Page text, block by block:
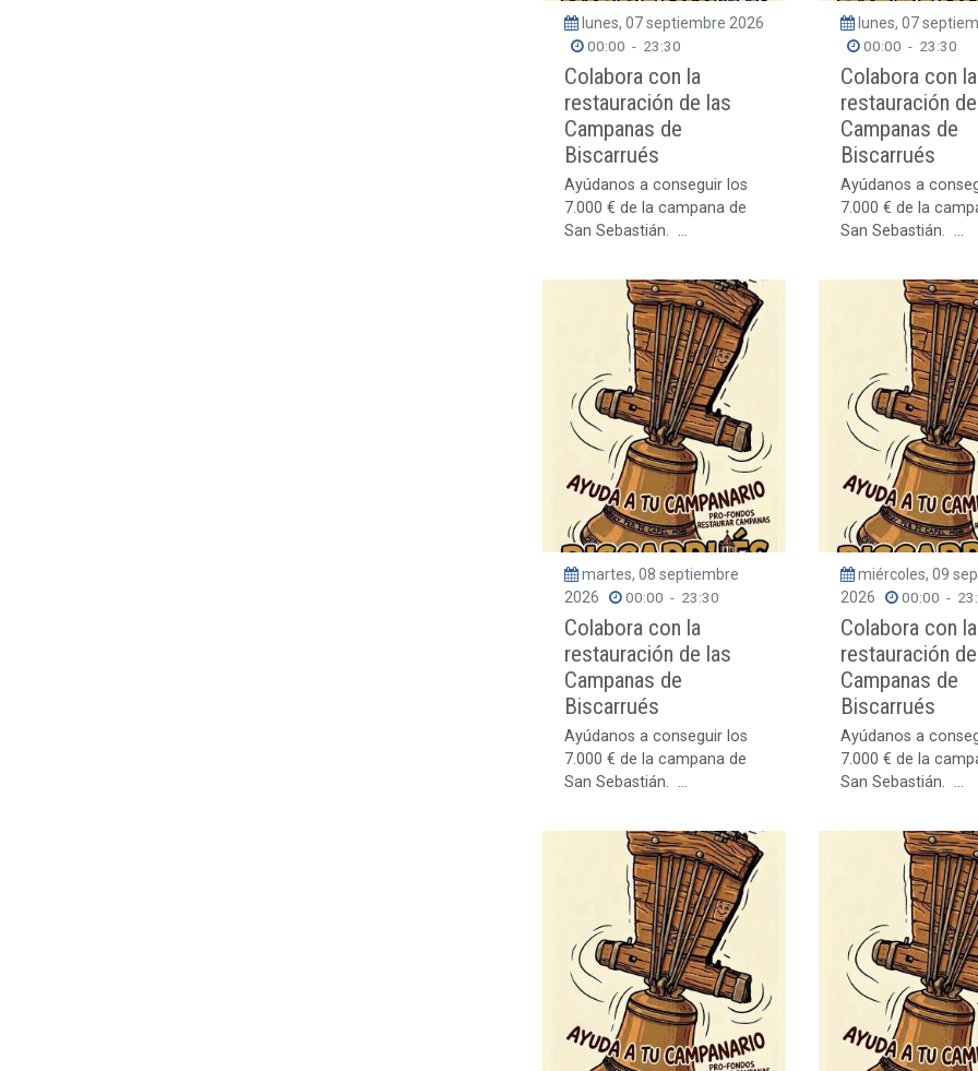
lunes, 07 septiembre 2026
00:00 - 23:30
Colabora con la
restauración de las
Campanas de
Biscarrués
Ayúdanos a conseguir los
7.000 € de la campana de
San Sebastián. ...
lunes, 07
00:00 - 23:30
Colabora con la
restauración
Campanas de
Biscarrués
Ayúdanos a
7.000 € de la
San Sebastián. ...
martes, 08 septiembre
2026
00:00 - 23:30
Colabora con la
restauración de las
Campanas de
Biscarrués
Ayúdanos a conseguir los
7.000 € de la campana de
San Sebastián. ...
miércoles, 09
2026
00:00 -
Colabora con la
restauración
Campanas de
Biscarrués
Ayúdanos a
7.000 € de la
San Sebastián. ...